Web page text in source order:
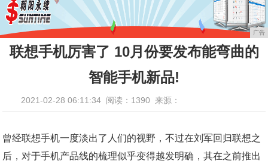
广告
联想手机厉害了 10月份要发布能弯曲的
智能手机新品!
2021-02-28 06:11:34 阅读：1390 来源：
曾经联想手机一度淡出了人们的视野，不过在刘军回归联想之
后，对于手机产品线的梳理似乎变得越发明确，其在之前推出